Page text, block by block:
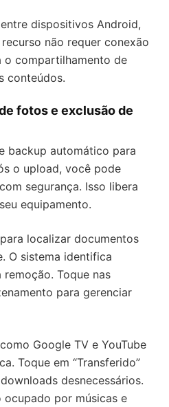
dispositivos Android,
não requer conexão
o compartilhamento de
conteúdos.
fotos e exclusão de
backup automático para
o upload, você pode
segurança. Isso libera
equipamento.
localizar documentos
O sistema identifica
Toque nas
para gerenciar
Google TV e YouTube
Toque em “Transferido”
desnecessários.
ocupado por músicas e